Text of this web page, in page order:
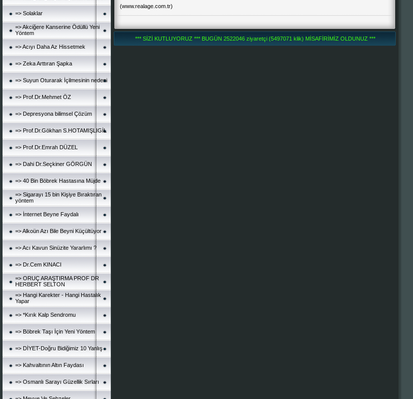
=> Solaklar
=> Akciğere Kanserine Ödüllü Yeni
Yöntem
=> Acıyı Daha Az Hissetmek
=> Zeka Arttıran Şapka
=> Suyun Oturarak İçilmesinin nedeni
=> Prof.Dr.Mehmet ÖZ
=> Depresyona bilimsel Çözüm
=> Prof.Dr.Gökhan S.HOTAMIŞLIGİL
=> Prof.Dr.Emrah DÜZEL
=> Dahi Dr.Seçkiner GÖRGÜN
=> 40 Bin Böbrek Hastasına Müjde
=> Sigarayı 15 bin Kişiye Bıraktıran
yöntem
=> İnternet Beyne Faydalı
=> Alkoün Azı Bile Beyni Küçültüyor
=> Acı Kavun Sinüzite Yararlımı ?
=> Dr.Cem KINACI
=> ORUÇ ARAŞTIRMA PROF DR
HERBERT SELTON
=> Hangi Karekter - Hangi Hastalık
Yapar
=> *Kırık Kalp Sendromu
=> Böbrek Taşı İçin Yeni Yöntem
=> DİYET-Doğru Bidiğimiz 10 Yanlış
=> Kahvaltının Altın Faydası
=> Osmanlı Sarayı Güzellik Sırları
(www.realage.com.tr)
*** SİZİ KUTLUYORUZ *** BUGÜN 2522046 ziyaretçi (5497071 klik) MİSAFİRİMİZ OLDUNUZ ***